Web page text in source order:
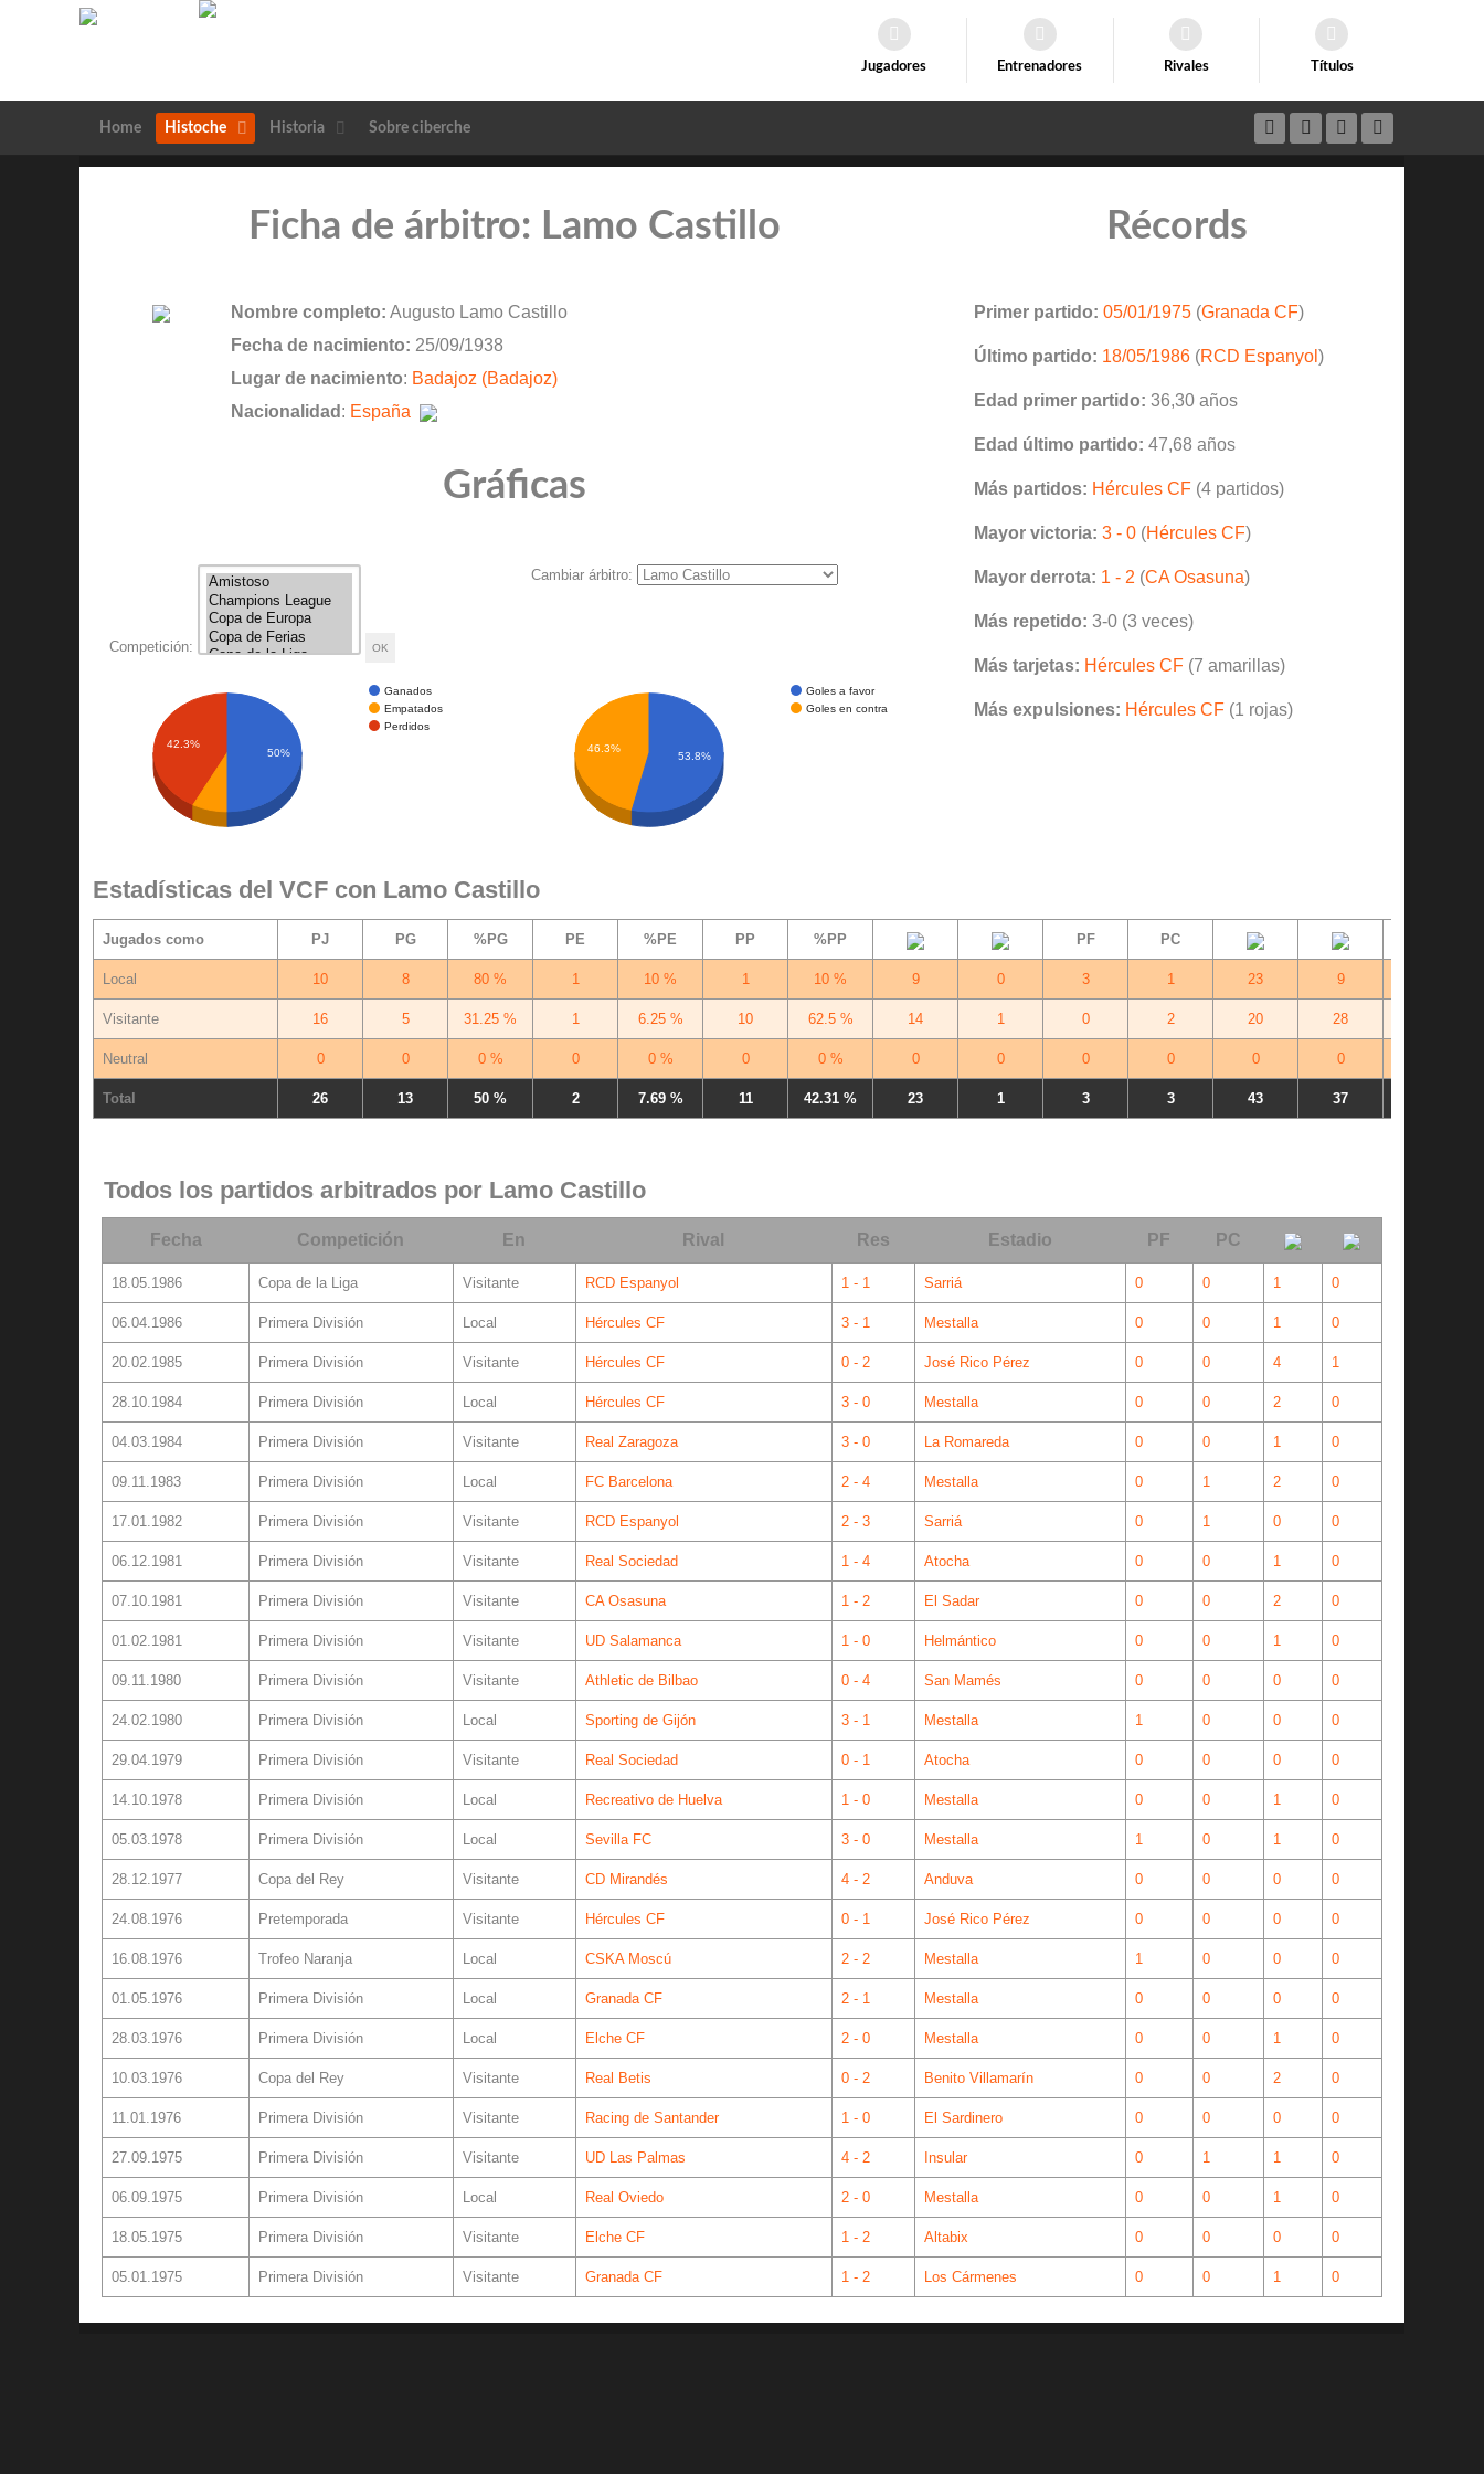
Jugadores Entrenadores Rivales Títulos
Home Histoche Historia Sobre ciberche
Ficha de árbitro: Lamo Castillo
Nombre completo: Augusto Lamo Castillo
Fecha de nacimiento: 25/09/1938
Lugar de nacimiento: Badajoz (Badajoz)
Nacionalidad : España
Gráficas
Competición:
Cambiar árbitro:
Ganados
Empatados
Perdidos
42.3%
50%
Goles a favor
Goles en contra
46.3%
53.8%
Récords
Primer partido: 05/01/1975(Granada CF)
Último partido: 18/05/1986(RCD Espanyol )
Edad primer partido: 36,30 años
Edad último partido: 47,68 años
Más partidos: Hércules CF(4 partidos)
Mayor victoria: 3 - 0(Hércules CF)
Mayor derrota: 1 - 2 (CA Osasuna)
Más repetido: 3-0 (3 veces)
Más tarjetas: Hércules CF(7 amarillas)
Más expulsiones: Hércules CF(1 rojas)
Estadísticas del VCF con Lamo Castillo
Jugados como PJ PG %PG PE %PE PP %PP PF PC
Local 10 8 80 % 1 10 % 1 10 % 9 0 3 1 23 9
Visitante 16 5 31.25 % 1 6.25 % 10 62.5 % 14 1 0 2 20 28
Neutral 0 0 0 % 0 0 % 0 0 % 0 0 0 0 0 0
Total 26 13 50 % 2 7.69 % 11 42.31 % 23 1 3 3 43 37
Todos los partidos arbitrados por Lamo Castillo
Fecha Competición En Rival Res Estadio PF PC
18.05.1986 Copa de la Liga Visitante RCD Espanyol 1 - 1 Sarriá 0 0 1 0
06.04.1986 Primera División Local Hércules CF 3 - 1 Mestalla 0 0 1 0
20.02.1985 Primera División Visitante Hércules CF 0 - 2 José Rico Pérez 0 0 4 1
28.10.1984 Primera División Local Hércules CF 3 - 0 Mestalla 0 0 2 0
04.03.1984 Primera División Visitante Real Zaragoza 3 - 0 La Romareda 0 0 1 0
09.11.1983 Primera División Local FC Barcelona 2 - 4 Mestalla 0 1 2 0
17.01.1982 Primera División Visitante RCD Espanyol 2 - 3 Sarriá 0 1 0 0
06.12.1981 Primera División Visitante Real Sociedad 1 - 4 Atocha 0 0 1 0
07.10.1981 Primera División Visitante CA Osasuna 1 - 2 El Sadar 0 0 2 0
01.02.1981 Primera División Visitante UD Salamanca 1 - 0 Helmántico 0 0 1 0
09.11.1980 Primera División Visitante Athletic de Bilbao 0 - 4 San Mamés 0 0 0 0
24.02.1980 Primera División Local Sporting de Gijón 3 - 1 Mestalla 1 0 0 0
29.04.1979 Primera División Visitante Real Sociedad 0 - 1 Atocha 0 0 0 0
14.10.1978 Primera División Local Recreativo de Huelva 1 - 0 Mestalla 0 0 1 0
05.03.1978 Primera División Local Sevilla FC 3 - 0 Mestalla 1 0 1 0
28.12.1977 Copa del Rey Visitante CD Mirandés 4 - 2 Anduva 0 0 0 0
24.08.1976 Pretemporada Visitante Hércules CF 0 - 1 José Rico Pérez 0 0 0 0
16.08.1976 Trofeo Naranja Local CSKA Moscú 2 - 2 Mestalla 1 0 0 0
01.05.1976 Primera División Local Granada CF 2 - 1 Mestalla 0 0 0 0
28.03.1976 Primera División Local Elche CF 2 - 0 Mestalla 0 0 1 0
10.03.1976 Copa del Rey Visitante Real Betis 0 - 2 Benito Villamarín 0 0 2 0
11.01.1976 Primera División Visitante Racing de Santander 1 - 0 El Sardinero 0 0 0 0
27.09.1975 Primera División Visitante UD Las Palmas 4 - 2 Insular 0 1 1 0
06.09.1975 Primera División Local Real Oviedo 2 - 0 Mestalla 0 0 1 0
18.05.1975 Primera División Visitante Elche CF 1 - 2 Altabix 0 0 0 0
05.01.1975 Primera División Visitante Granada CF 1 - 2 Los Cármenes 0 0 1 0